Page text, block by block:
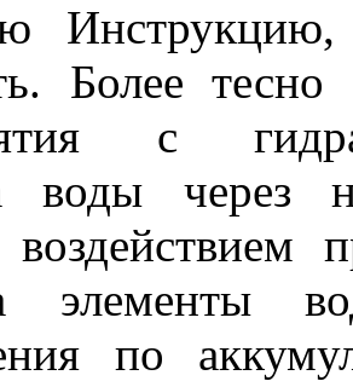
Более
с
воды через
по